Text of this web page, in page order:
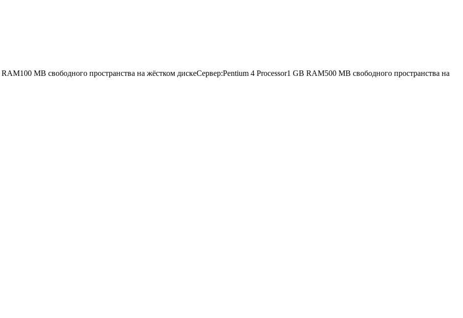
MB свободного пространства на жёстком дискеСервер:Pentium 4 Processor1 GB RAM500 MB свободного пространства на